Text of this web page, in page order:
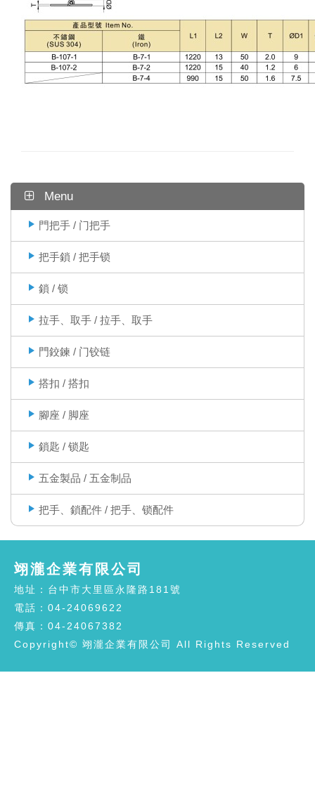
Menu
門把手 / 门把手
把手鎖 / 把手锁
鎖 / 锁
拉手、取手 / 拉手、取手
門鉸鍊 / 门铰链
搭扣 / 搭扣
腳座 / 脚座
鎖匙 / 锁匙
五金製品 / 五金制品
把手、鎖配件 / 把手、锁配件
翊瀧企業有限公司
地址：台中市大里區永隆路181號
電話：04-24069622
傳真：04-24067382
Copyright© 翊瀧企業有限公司 All Rights Reserved